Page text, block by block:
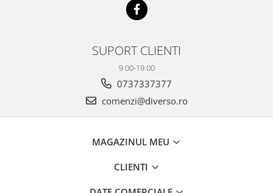
SUPORT CLIENTI
9.00-19.00
0737337377
comenzi@diverso.ro
MAGAZINUL MEU
CLIENTI